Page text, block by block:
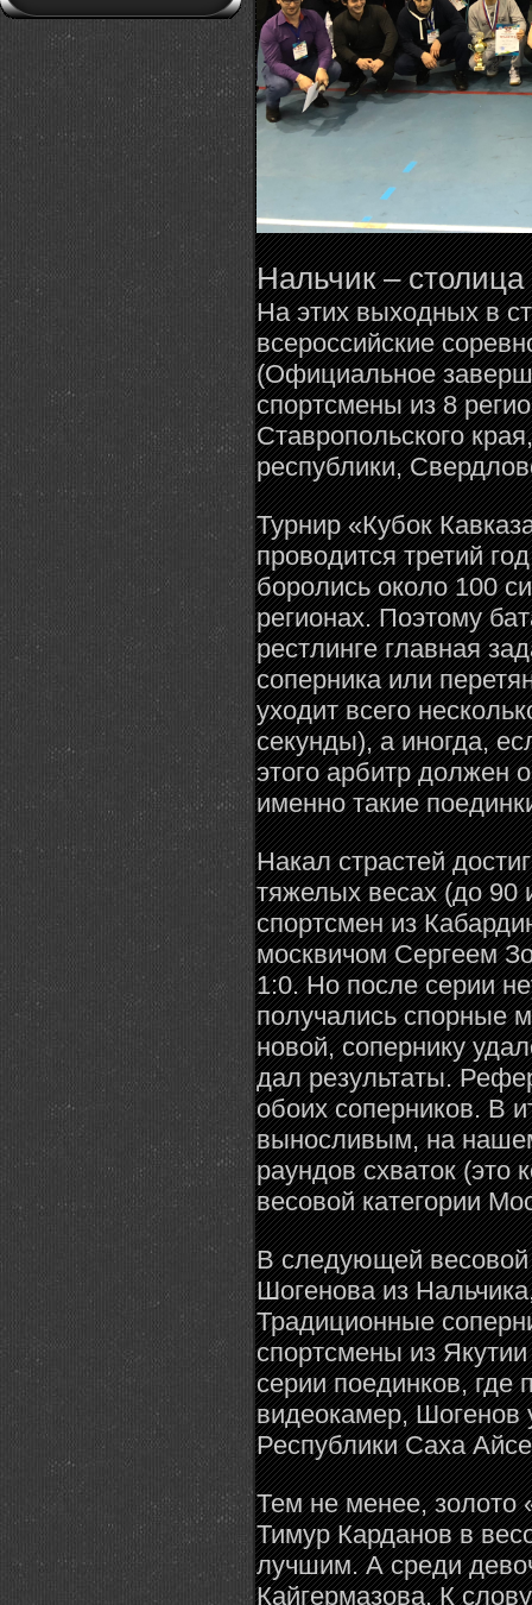
Нальчик – столица
На этих выходных в
всероссийские
(Официальное
спортсмены из 8
Ставропольского
республики,
Турнир «Кубок
проводится третий
боролись около 100
регионах. Поэтому
рестлинге главная
соперника или
уходит всего
секунды), а иногда,
этого арбитр должен
именно такие
Накал страстей
тяжелых весах (до 90
спортсмен из
москвичом Сергеем
1:0. Но после серии
получались спорные
новой, сопернику
дал результаты.
обоих соперников. В
выносливым, на
раундов схваток (это
весовой категории
В следующей весовой
Шогенова из
Традиционные
спортсмены из
серии поединков, где
видеокамер, Шогенов
Республики Саха
Тем не менее, золото
Тимур Карданов в
лучшим. А среди
Кайгермазова. К